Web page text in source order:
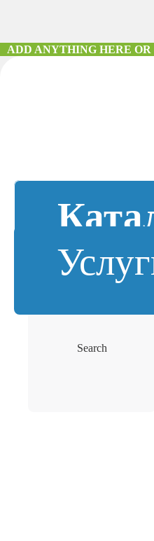
ADD ANYTHING HERE
Search